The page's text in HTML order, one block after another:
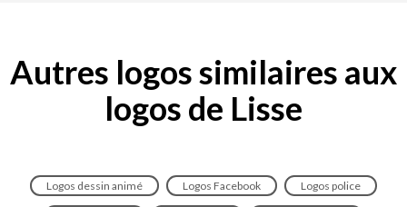
Autres logos similaires aux
logos de Lisse
Logos dessin animé Logos Facebook Logos police